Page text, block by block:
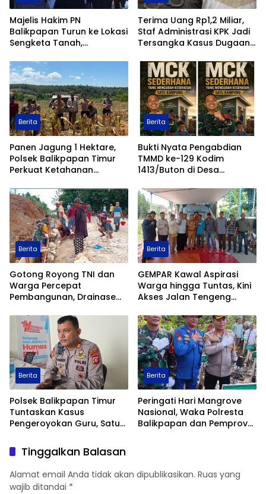
Majelis Hakim PN
Balikpapan Turun ke Lokasi
Sengketa Tanah,
Perkuat Pencarian Fakta
Hukum
Terima Uang Rp1,2 Miliar,
Staf Administrasi KPK Jadi
Tersangka Kasus Dugaan
Berita
Panen Jagung 1 Hektare,
Polsek Balikpapan Timur
Perkuat Ketahanan
Program Asta Cita
Berita
Bukti Nyata Pengabdian
TMMD ke-129 Kodim
1413/Buton di Desa
Sederhana Ubah
Kesehatan Satu Kampung
Berita
Gotong Royong TNI dan
Warga Percepat
Pembangunan, Drainase
1413/Buton Kian Terbentuk
Berita
GEMPAR Kawal Aspirasi
Warga hingga Tuntas, Kini
Akses Jalan Tengeng
Berita
Polsek Balikpapan Timur
Tuntaskan Kasus
Pengeroyokan Guru, Satu
Dua Anak Berhadapan
dengan Hukum Wajib
Lapor
Berita
Peringati Hari Mangrove
Nasional, Waka Polresta
Balikpapan dan Pemprov
Tinggalkan Balasan
Alamat email Anda tidak akan dipublikasikan. Ruas yang
wajib ditandai *